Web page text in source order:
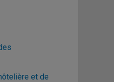
et de